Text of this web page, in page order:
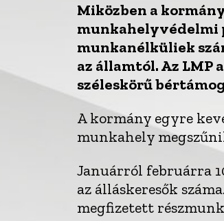
Miközben a
munkahelyvédelmi
munkanélküliek
az államtól. Az LMP
széleskörű
A kormány egyre
munkahely
Januárról februárra
az álláskeresők
megfizetett